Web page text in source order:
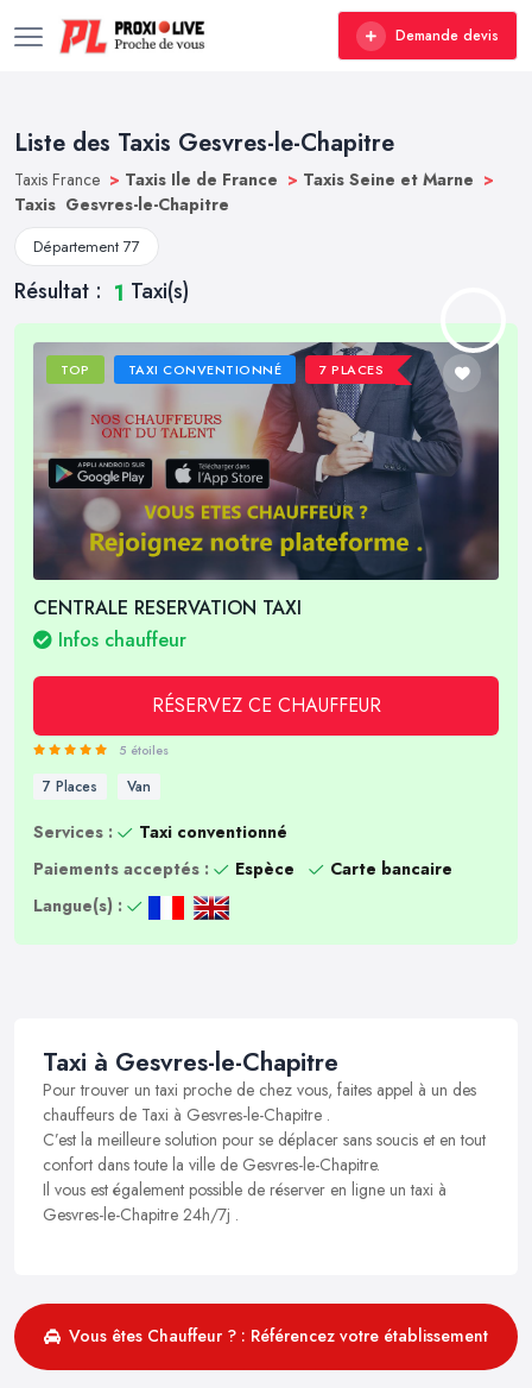
Demande devis
Liste des Taxis Gesvres-le-Chapitre
Taxis France > Taxis Ile de France > Taxis Seine et Marne >
Taxis Gesvres-le-Chapitre
Département 77
Résultat : 1 Taxi(s)
TOP TAXI CONVENTIONNÉ 7 PLACES
CENTRALE RESERVATION TAXI
Infos chauffeur
RÉSERVEZ CE CHAUFFEUR
5 étoiles
7 Places Van
Services :
Taxi conventionné
Paiements acceptés :
Espèce
Carte bancaire
Langue(s) :
Taxi à Gesvres-le-Chapitre
Pour trouver un taxi proche de chez vous, faites appel à un des
chauffeurs de Taxi à Gesvres-le-Chapitre .
C’est la meilleure solution pour se déplacer sans soucis et en tout
confort dans toute la ville de Gesvres-le-Chapitre.
Il vous est également possible de réserver en ligne un taxi à
Gesvres-le-Chapitre 24h/7j .
Vous êtes Chauffeur ? : Référencez votre établissement